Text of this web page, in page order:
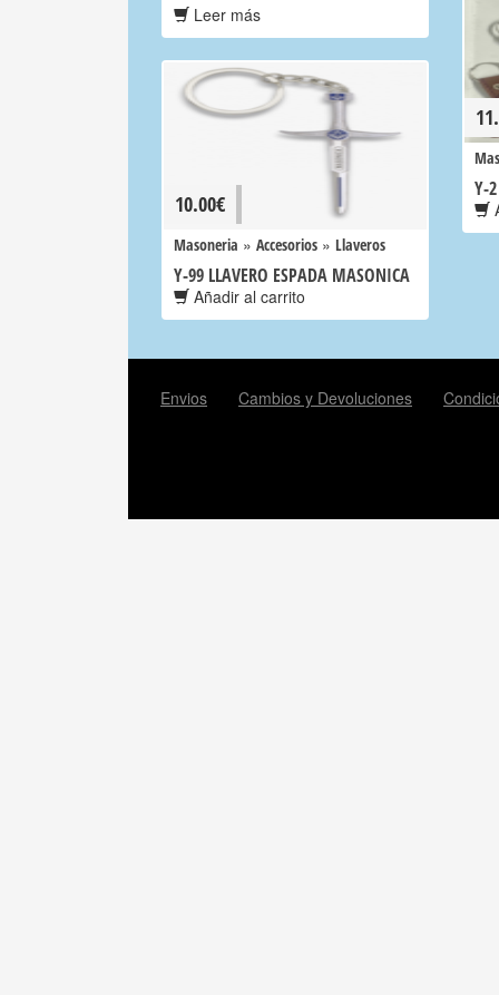
Leer más
Y-
10.00€
Masoneria » Accesorios » Llaveros
Y-99 LLAVERO ESPADA MASONICA
Añadir al carrito
Envios Cambios y Devoluciones